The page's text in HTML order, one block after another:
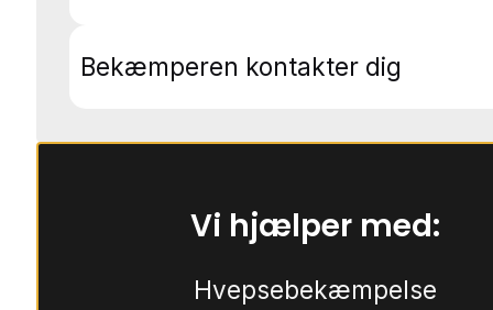
Bekæmperen kontakter dig
Vi hjælper med:
Hvepsebekæmpelse